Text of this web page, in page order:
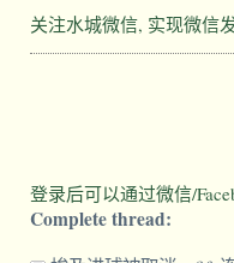
关注水城微信, 实现微信
登录后可以通过微信/
Complete thread: